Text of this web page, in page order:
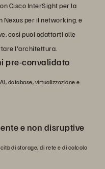
Cisco InterSight per la
Nexus per il networking. e
così puoi adattarti alle
l'architettura.
pre-convalidato
database, virtualizzazione e
e non disruptive
di storage, di rete e di calcolo